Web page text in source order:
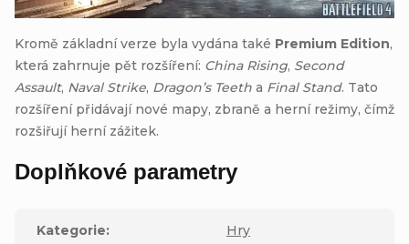
Kromě základní verze byla vydána také Premium Edition,
která zahrnuje pět rozšíření: China Rising, Second
Assault, Naval Strike, Dragon’s Teeth a Final Stand. Tato
rozšíření přidávají nové mapy, zbraně a herní režimy, čímž
rozšiřují herní zážitek.
Doplňkové parametry
Kategorie: Hry